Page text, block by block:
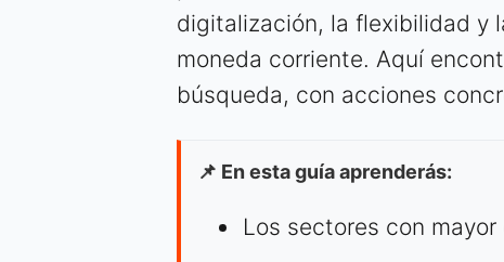
digitalización, la flexibilidad y
moneda corriente. Aquí
búsqueda, con acciones
📌 En esta guía aprenderás:
Los sectores con